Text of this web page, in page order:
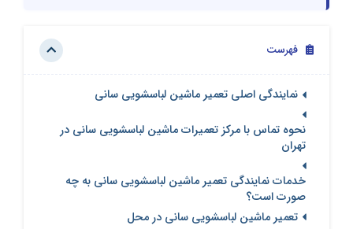
فهرست
نمایندگی اصلی تعمیر ماشین لباسشویی سانی
نحوه تماس با مرکز تعمیرات ماشین لباسشویی سانی در
تهران
خدمات نمایندگی تعمیر ماشین لباسشویی سانی به چه
صورت است؟
تعمیر ماشین لباسشویی سانی در محل